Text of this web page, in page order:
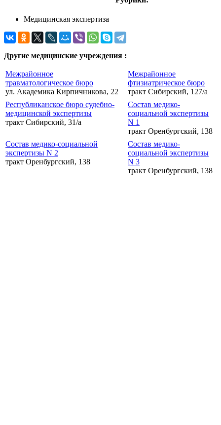
Медицинская экспертиза
Другие медицинские учреждения :
Межрайонное
травматологическое бюро
ул. Академика Кирпичникова, 22
Межрайонное
фтизиатрическое бюро
тракт Сибирский, 127/а
Республиканское бюро судебно-
медицинской экспертизы
тракт Сибирский, 31/а
Состав медико-
социальной экспертизы
N 1
тракт Оренбургский, 138
Состав медико-социальной
экспертизы N 2
тракт Оренбургский, 138
Состав медико-
социальной экспертизы
N 3
тракт Оренбургский, 138